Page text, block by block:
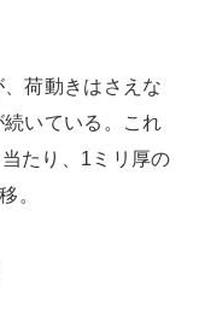
荷動きはさえな
いている。これ
たり、1ミリ厚の
。